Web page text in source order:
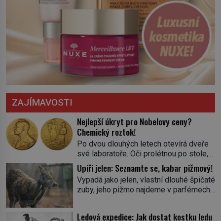
ZAJÍMAVOSTI
Nejlepší úkryt pro Nobelovy ceny?
Chemický roztok!
Po dvou dlouhých letech otevírá dveře
své laboratoře. Oči prolétnou po stole,
aby pak ulpěly na regálu, kde se nachází
všemožné látky. Hledá žluto-oranžovou
tekutinu, jakmile ji zahlédne, nesmírně
se mu uleví. Teď může svůj plán
skrývá směs s názvem lučavka
Upíří jelen: Seznamte se, kabar pižmový!
Vypadá jako jelen, vlastní dlouhé špičaté
zuby, jeho pižmo najdeme v parfémech
Ledová expedice: Jak dostat kostku ledu